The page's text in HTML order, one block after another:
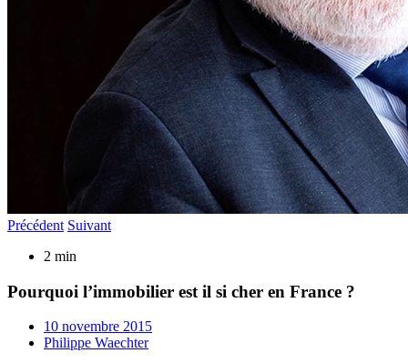
Précédent Suivant
2 min
Pourquoi l’immobilier est il si cher en France ?
10 novembre 2015
Philippe Waechter